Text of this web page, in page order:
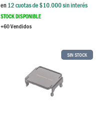
en12cuotas de $10.000sin interés
STOCK DISPONIBLE
+60 Vendidos
SIN STOCK